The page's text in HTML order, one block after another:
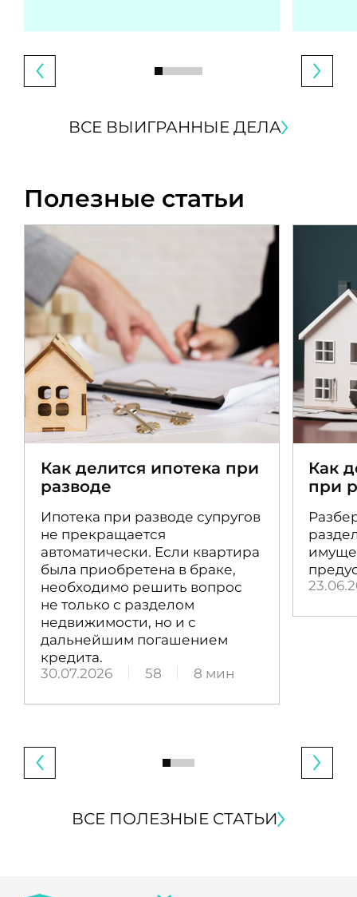
ВСЕ ВЫИГРАННЫЕ ДЕЛА
Полезные статьи
Как делится ипотека при
разводе
Ипотека при разводе супругов
не прекращается
автоматически. Если квартира
была приобретена в браке,
необходимо решить вопрос
не только с разделом
недвижимости, но и с
дальнейшим погашением
кредита.
30.07.2026
58 8 мин
Как
при
ВСЕ ПОЛЕЗНЫЕ СТАТЬИ